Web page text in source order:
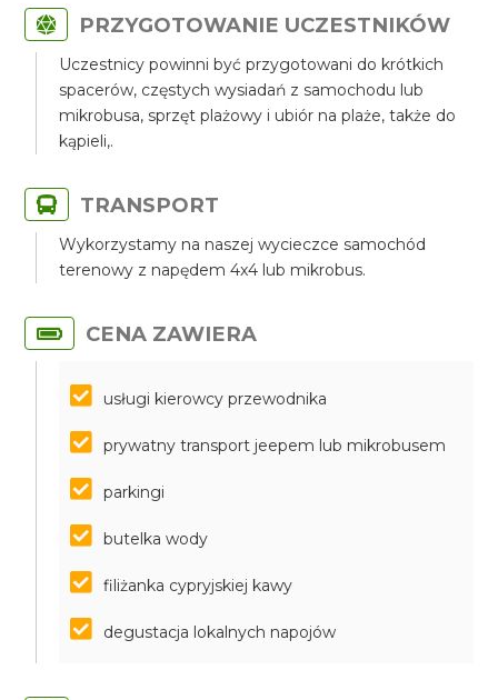
PRZYGOTOWANIE UCZESTNIKÓW
Uczestnicy powinni być przygotowani do krótkich
spacerów, częstych wysiadań z samochodu lub
mikrobusa, sprzęt plażowy i ubiór na plaże, także do
kąpieli,.
TRANSPORT
Wykorzystamy na naszej wycieczce samochód
terenowy z napędem 4x4 lub mikrobus.
CENA ZAWIERA
usługi kierowcy przewodnika
prywatny transport jeepem lub mikrobusem
parkingi
butelka wody
filiżanka cypryjskiej kawy
degustacja lokalnych napojów